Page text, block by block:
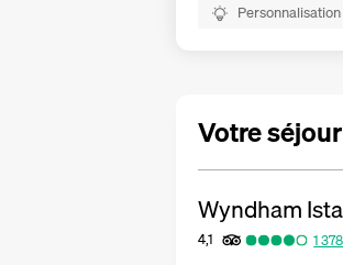
Votre
Wyndham
4,1 1 378